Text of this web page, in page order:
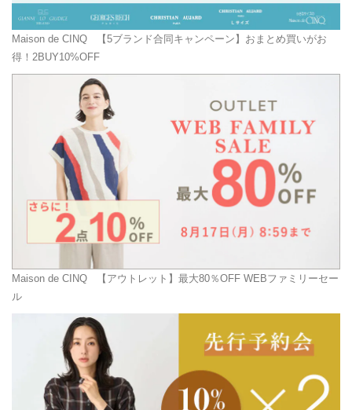
Maison de CINQ 【5ブランド合同キャンペーン】おまとめ買いがお
得！2BUY10%OFF
Maison de CINQ 【アウトレット】最大80％OFF WEBファミリーセー
ル